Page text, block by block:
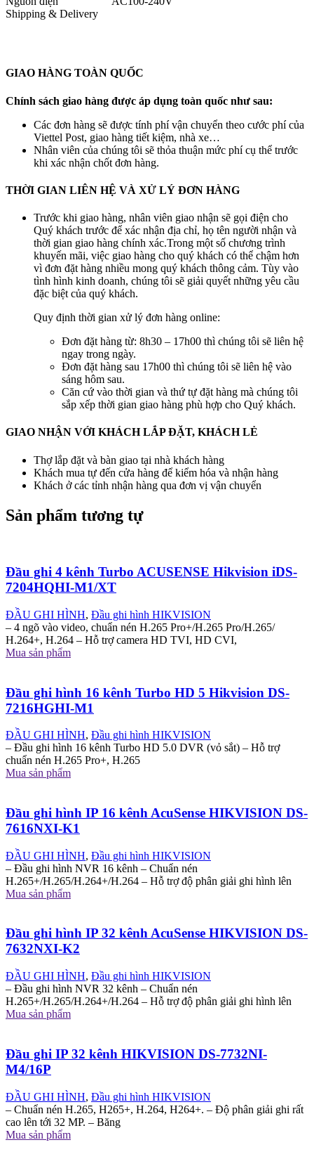
Shipping & Delivery
GIAO HÀNG TOÀN QUỐC
Chính sách giao hàng được áp dụng toàn quốc như sau:
Các đơn hàng sẽ được tính phí vận chuyển theo cước phí của
Viettel Post, giao hàng tiết kiệm, nhà xe…
Nhân viên của chúng tôi sẽ thỏa thuận mức phí cụ thể trước
khi xác nhận chốt đơn hàng.
THỜI GIAN LIÊN HỆ VÀ XỬ LÝ ĐƠN HÀNG
Trước khi giao hàng, nhân viên giao nhận sẽ gọi điện cho
Quý khách trước để xác nhận địa chỉ, họ tên người nhận và
thời gian giao hàng chính xác.Trong một số chương trình
khuyến mãi, việc giao hàng cho quý khách có thể chậm hơn
vì đơn đặt hàng nhiều mong quý khách thông cảm. Tùy vào
tình hình kinh doanh, chúng tôi sẽ giải quyết những yêu cầu
đặc biệt của quý khách.
Quy định thời gian xử lý đơn hàng online:
Đơn đặt hàng từ: 8h30 – 17h00 thì chúng tôi sẽ liên hệ
ngay trong ngày.
Đơn đặt hàng sau 17h00 thì chúng tôi sẽ liên hệ vào
sáng hôm sau.
Căn cứ vào thời gian và thứ tự đặt hàng mà chúng tôi
sắp xếp thời gian giao hàng phù hợp cho Quý khách.
GIAO NHẬN VỚI KHÁCH LẮP ĐẶT, KHÁCH LẺ
Thợ lắp đặt và bàn giao tại nhà khách hàng
Khách mua tự đến cửa hàng để kiểm hóa và nhận hàng
Khách ở các tỉnh nhận hàng qua đơn vị vận chuyển
Sản phẩm tương tự
Đầu ghi 4 kênh Turbo ACUSENSE Hikvision iDS-
7204HQHI-M1/XT
ĐẦU GHI HÌNH, Đầu ghi hình HIKVISION
– 4 ngõ vào video, chuẩn nén H.265 Pro+/H.265 Pro/H.265/
H.264+, H.264 – Hỗ trợ camera HD TVI, HD CVI,
Mua sản phẩm
Đầu ghi hình 16 kênh Turbo HD 5 Hikvision DS-
7216HGHI-M1
ĐẦU GHI HÌNH, Đầu ghi hình HIKVISION
– Đầu ghi hình 16 kênh Turbo HD 5.0 DVR (vỏ sắt) – Hỗ trợ
chuẩn nén H.265 Pro+, H.265
Mua sản phẩm
Đầu ghi hình IP 16 kênh AcuSense HIKVISION DS-
7616NXI-K1
ĐẦU GHI HÌNH, Đầu ghi hình HIKVISION
– Đầu ghi hình NVR 16 kênh – Chuẩn nén
H.265+/H.265/H.264+/H.264 – Hỗ trợ độ phân giải ghi hình lên
Mua sản phẩm
Đầu ghi hình IP 32 kênh AcuSense HIKVISION DS-
7632NXI-K2
ĐẦU GHI HÌNH, Đầu ghi hình HIKVISION
– Đầu ghi hình NVR 32 kênh – Chuẩn nén
H.265+/H.265/H.264+/H.264 – Hỗ trợ độ phân giải ghi hình lên
Mua sản phẩm
Đầu ghi IP 32 kênh HIKVISION DS-7732NI-
M4/16P
ĐẦU GHI HÌNH, Đầu ghi hình HIKVISION
– Chuẩn nén H.265, H265+, H.264, H264+. – Độ phân giải ghi rất
cao lên tới 32 MP. – Băng
Mua sản phẩm